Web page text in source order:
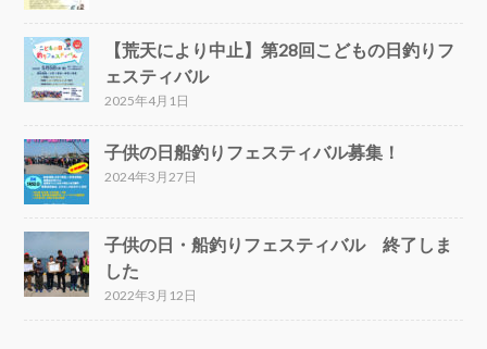
【荒天により中止】第28回こどもの日釣りフ
ェスティバル
2025年4月1日
子供の日船釣りフェスティバル募集！
2024年3月27日
子供の日・船釣りフェスティバル 終了しま
した
2022年3月12日